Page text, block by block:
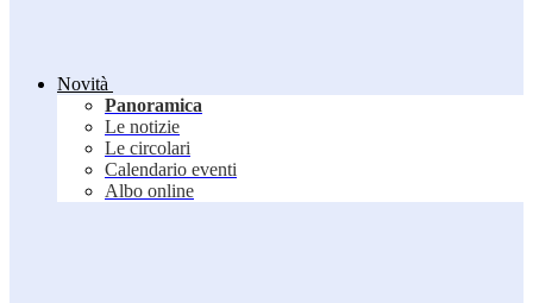
Novità
Panoramica
Le notizie
Le circolari
Calendario eventi
Albo online